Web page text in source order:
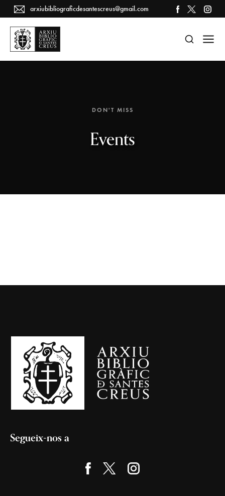
arxiubibliograficdesantescreus@gmail.com
DON'T MISS
Events
Segueix-nos a